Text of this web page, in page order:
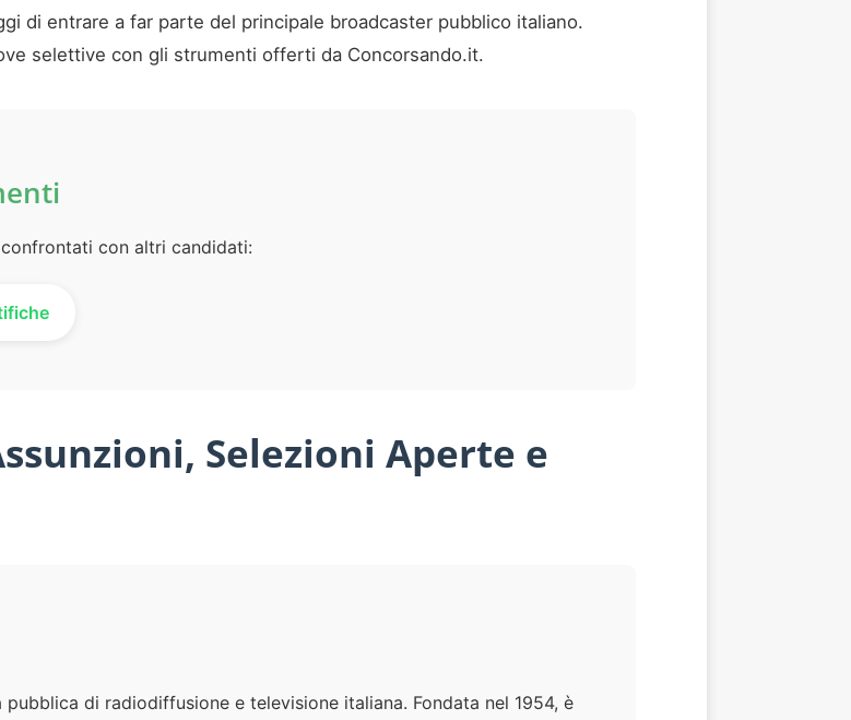
di entrare a far parte del principale broadcaster pubblico italiano.
selettive con gli strumenti offerti da Concorsando.it.
con altri candidati:
Selezioni Aperte e
pubblica di radiodiffusione e televisione italiana. Fondata nel 1954, è